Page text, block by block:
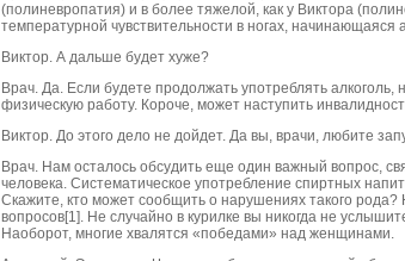
(полиневропатия) и в более тяжелой, как у Виктора
температурной чувствительности в ногах,
Виктор. А дальше будет хуже?
Врач. Да. Если будете продолжать употреблять
физическую работу. Короче, может наступить
Виктор. До этого дело не дойдет. Да вы, врачи, любите
Врач. Нам осталось обсудить еще один важный вопрос,
человека. Систематическое употребление спиртных
Скажите, кто может сообщить о нарушениях такого
вопросов[1]. Не случайно в курилке вы никогда не
Наоборот, многие хвалятся «победами» над женщинами.